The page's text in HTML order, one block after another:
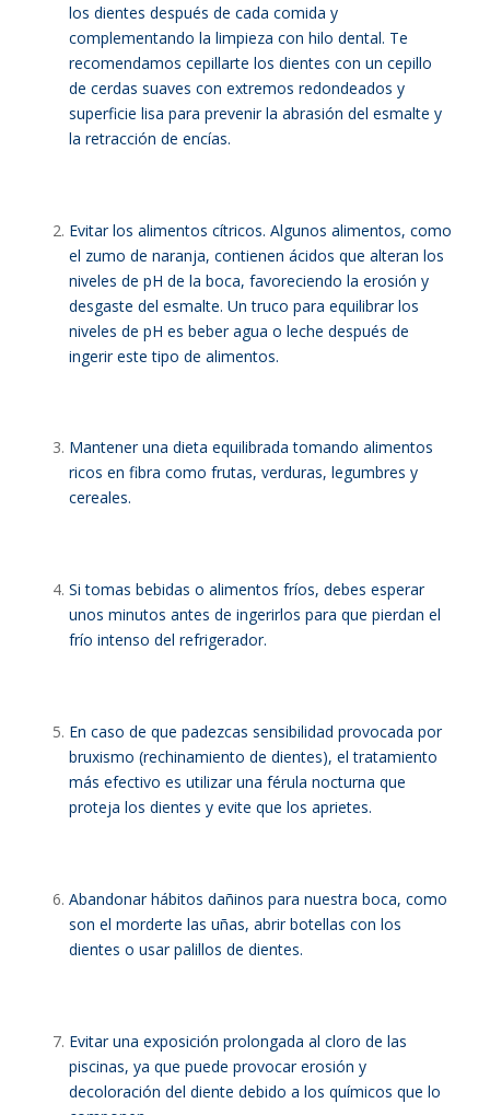
los dientes después de cada comida y
complementando la limpieza con hilo dental. Te
recomendamos cepillarte los dientes con un cepillo
de cerdas suaves con extremos redondeados y
superficie lisa para prevenir la abrasión del esmalte y
la retracción de encías.
Evitar los alimentos cítricos. Algunos alimentos, como
el zumo de naranja, contienen ácidos que alteran los
niveles de pH de la boca, favoreciendo la erosión y
desgaste del esmalte. Un truco para equilibrar los
niveles de pH es beber agua o leche después de
ingerir este tipo de alimentos.
Mantener una dieta equilibrada tomando alimentos
ricos en fibra como frutas, verduras, legumbres y
cereales.
Si tomas bebidas o alimentos fríos, debes esperar
unos minutos antes de ingerirlos para que pierdan el
frío intenso del refrigerador.
En caso de que padezcas sensibilidad provocada por
bruxismo (rechinamiento de dientes), el tratamiento
más efectivo es utilizar una férula nocturna que
proteja los dientes y evite que los aprietes.
Abandonar hábitos dañinos para nuestra boca, como
son el morderte las uñas, abrir botellas con los
dientes o usar palillos de dientes.
Evitar una exposición prolongada al cloro de las
piscinas, ya que puede provocar erosión y
decoloración del diente debido a los químicos que lo